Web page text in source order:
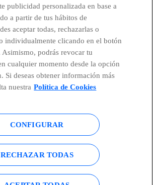
Aviso legal
Política de privacidad
publicidad personalizada en base a
a partir de tus hábitos de
aceptar todas, rechazarlas o
individualmente clicando en el botón
Asimismo, podrás revocar tu
cualquier momento desde la opción
Si deseas obtener información más
nuestra Política de Cookies
CONFIGURAR
RECHAZAR TODAS